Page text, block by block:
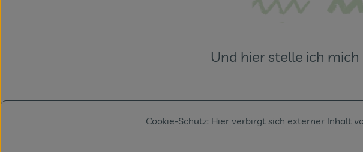
Und hier stelle ich
Cookie-Schutz: Hier verbirgt sich externer Inhalt